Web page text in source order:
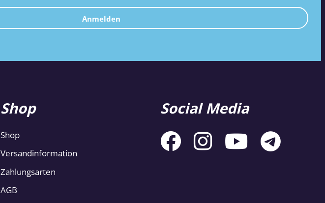
Anmelden
Shop
Shop
Versandinformation
Zahlungsarten
AGB
Social Media